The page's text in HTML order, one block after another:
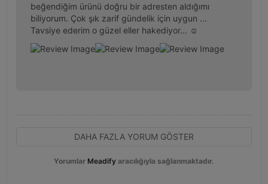
beğendiğim ürünü doğru bir adresten aldığımı
biliyorum. Çok şık zarif gündelik için uygun ...
Tavsiye ederim o güzel eller hakediyor... ☺️
DAHA FAZLA YORUM GÖSTER
Yorumlar Meadify aracılığıyla sağlanmaktadır.